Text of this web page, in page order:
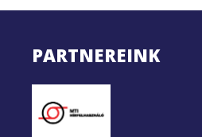
PARTNEREINK